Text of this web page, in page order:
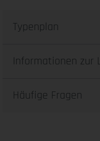
Typenplan
Informationen zur
Häufige Fragen